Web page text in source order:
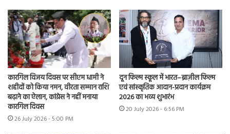
कारगिल विजय दिवस पर सीएम धामी ने
शहीदों को किया नमन, वीरता सम्मान राशि
बढ़ाने का ऐलान, कांग्रेस ने नहीं मनाया
कारगिल दिवस
26 July 2026 - 5:00 PM
दून फिल्म स्कूल में भारत–ब्राज़ील फिल्म
एवं सांस्कृतिक आदान-प्रदान कार्यक्रम
2026 का भव्य शुभारंभ
20 July 2026 - 6:56 PM